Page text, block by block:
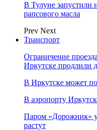
В Тулуне запустили
рапсового масла
Prev Next
Транспорт
Ограничение
Иркутске продлили
В Иркутске может
В аэропорту
Паром «Дорожник»
растут